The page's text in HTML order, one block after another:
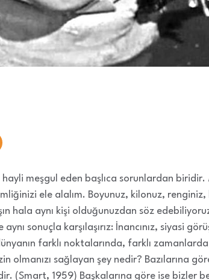
meşgul eden başlıca sorunlardan biridir.
ele alalım. Boyunuz, kilonuz,
hala aynı kişi olduğunuzdan söz
sonuçla karşılaşırız: İnancınız, siyasi
farklı noktalarında, farklı
olmanızı sağlayan şey nedir? Bazılarına
(Smart, 1959) Başkalarına göre ise bizler